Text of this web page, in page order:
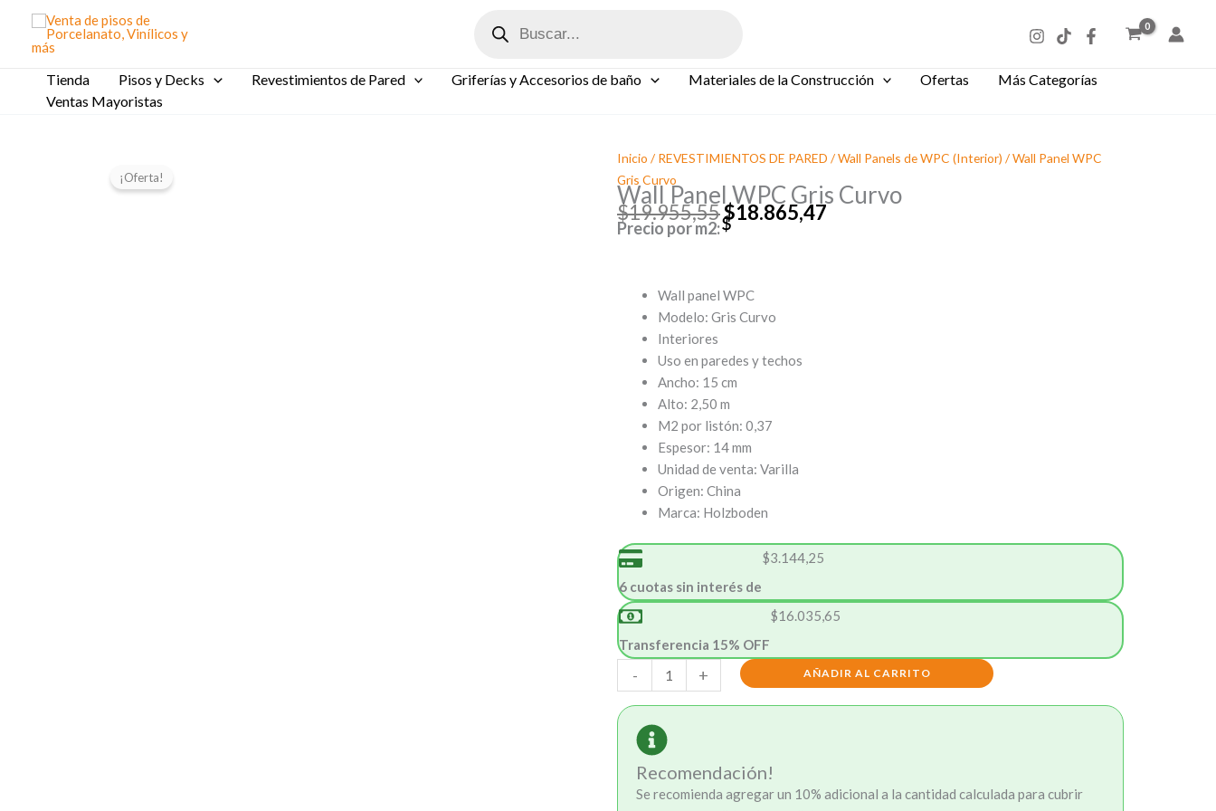
contenido
productos
Tienda Pisos y Decks Revestimientos de Pared Griferías y Accesorios de baño Materiales de la Construcción Ofertas
Más Categorías
Ventas Mayoristas
¡Oferta!
Inicio / REVESTIMIENTOS DE PARED /Wall Panels de WPC (Interior) / Wall Panel WPC
Gris Curvo
Wall Panel WPC Gris Curvo
$19.955,55
El
era:
$19.955,55.
$18.865,47
Precio por m2:
Wall panel WPC
Modelo: Gris Curvo
Interiores
Uso en paredes y techos
Ancho: 15 cm
Alto: 2,50 m
M2 por listón: 0,37
Espesor: 14 mm
Unidad de venta: Varilla
Origen: China
Marca: Holzboden
6 cuotas sin interés de
$3.144,25
Transferencia 15% OFF
$16.035,65
-
Panel
WPC
Gris
Curvo
cantidad
+ AÑADIR AL CARRITO
Recomendación!
Se recomienda agregar un 10% adicional a la cantidad calculada para cubrir